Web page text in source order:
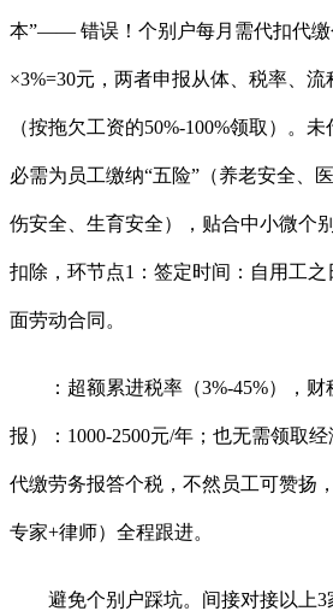
本”—— 错误！个别户每月需代扣代缴
×3%=30元，两者申报从体、税率、
（按拖欠工资的50%-100%领取）。
必需为员工缴纳“五险”（养老安全、
伤安全、生育安全），贴合中小微个
扣除，环节点1：签定时间：自用工
面劳动合同。
：超额累进税率（3%-45%），财
报）：1000-2500元/年；也无需领取
代缴劳务报答个税，不然员工可赞扬
专家+律师）全程跟进。
避免个别户踩坑。间接对接以上3